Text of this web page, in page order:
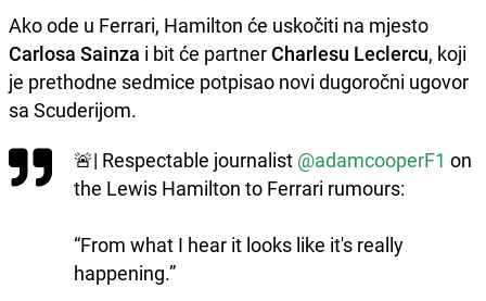
Ako ode u Ferrari, Hamilton će uskočiti na mjesto
Carlosa Sainza i bit će partnerCharlesu Leclercu, koji
je prethodne sedmice potpisao novi dugoročni ugovor
sa Scuderijom.
🚨| Respectable journalist @adamcooperF1 on
the Lewis Hamilton to Ferrari rumours:
“From what I hear it looks like it's really
happening.”